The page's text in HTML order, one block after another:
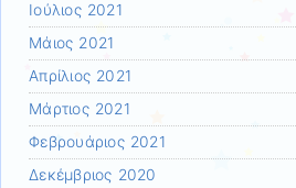
Ιούλιος 2021
Μάιος 2021
Απρίλιος 2021
Μάρτιος 2021
Φεβρουάριος 2021
Δεκέμβριος 2020